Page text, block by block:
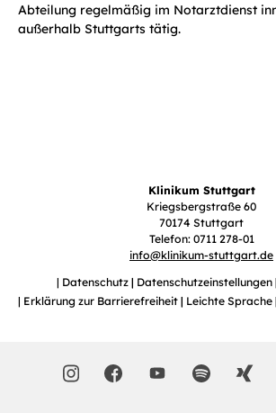
Abteilung regelmäßig im Notarztdienst
außerhalb Stuttgarts tätig.
Klinikum Stuttgart
Kriegsbergstraße 60
70174 Stuttgart
Telefon: 0711 278-01
info@klinikum-stuttgart.de
Datenschutz
Datenschutzeinstellungen
Erklärung zur Barrierefreiheit
Leichte Sprache